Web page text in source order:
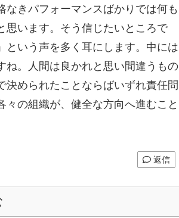
きパフォーマンスばかりでは何も
思います。そう信じたいところで
という声を多く耳にします。中には
ね。人間は良かれと思い間違うもの
められたことならばいずれ責任問
の組織が、健全な方向へ進むこと
返信